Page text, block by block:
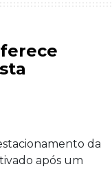
da
após um